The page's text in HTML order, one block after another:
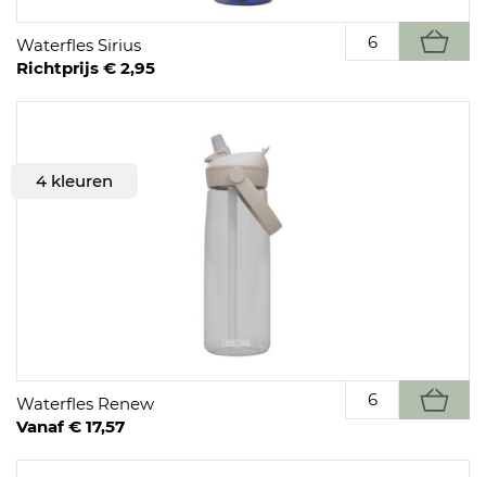
Waterfles Sirius
Richtprijs € 2,95
4 kleuren
Waterfles Renew
Vanaf € 17,57